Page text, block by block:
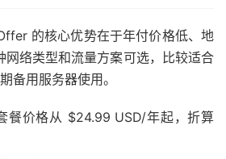
的核心优势在于年付价格低、地
网络类型和流量方案可选，比较适合
备用服务器使用。
餐价格从 $24.99 USD/年起，折算